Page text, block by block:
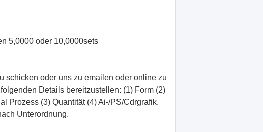
5,0000 oder 10,0000sets
schicken oder uns zu emailen oder online zu
Details bereitzustellen: (1) Form (2)
Prozess (3) Quantität (4) Ai-/PS/Cdrgrafik.
Unterordnung.